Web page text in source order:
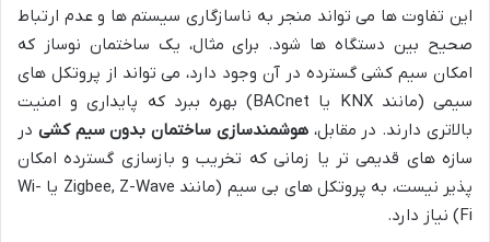
این تفاوت ها می تواند منجر به ناسازگاری سیستم ها و عدم ارتباط
صحیح بین دستگاه ها شود. برای مثال، یک ساختمان نوساز که
امکان سیم کشی گسترده در آن وجود دارد، می تواند از پروتکل های
سیمی (مانند KNX یا BACnet) بهره ببرد که پایداری و امنیت
بالاتری دارند. در مقابل،هوشمندسازی ساختمان بدون سیم کشی در
سازه های قدیمی تر یا زمانی که تخریب و بازسازی گسترده امکان
پذیر نیست، به پروتکل های بی سیم (مانند Zigbee, Z-Wave یا Wi-
Fi) نیاز دارد.